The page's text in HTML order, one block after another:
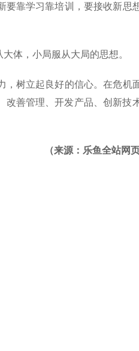
靠学习靠培训，要接收新思
体，小局服从大局的思想。
树立起良好的信心。在危机
善管理、开发产品、创新技
（来源：乐鱼全站网页